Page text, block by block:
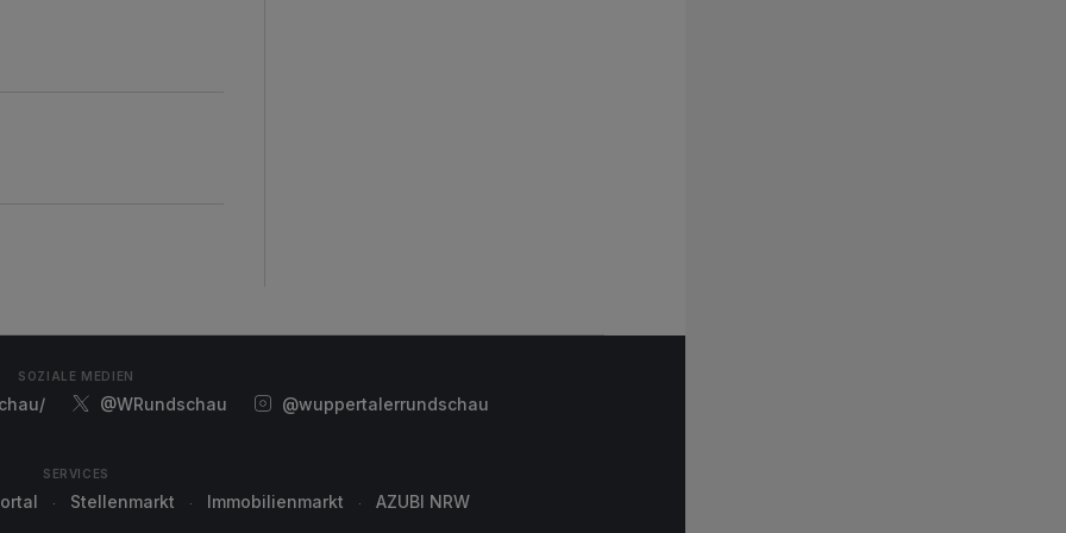
SOZIALE MEDIEN
@WRundschau @wuppertalerrundschau
SERVICES
Stellenmarkt Immobilienmarkt AZUBI NRW